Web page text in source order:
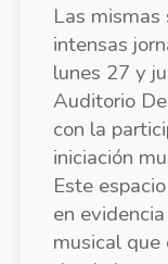
Las mismas
intensas
lunes 27 y
Auditorio
con la
iniciación
Este
en
musical